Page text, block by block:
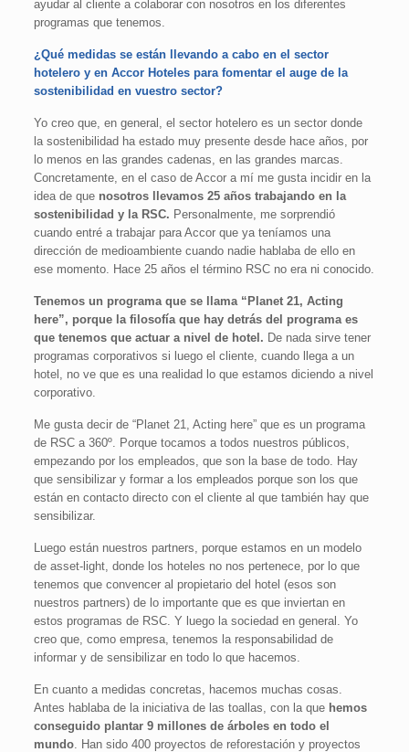
ayudar al cliente a colaborar con nosotros en los diferentes
programas que tenemos.
¿Qué medidas se están llevando a cabo en el sector
hotelero y en Accor Hoteles para fomentar el auge de la
sostenibilidad en vuestro sector?
Yo creo que, en general, el sector hotelero es un sector donde
la sostenibilidad ha estado muy presente desde hace años, por
lo menos en las grandes cadenas, en las grandes marcas.
Concretamente, en el caso de Accor a mí me gusta incidir en la
idea de que nosotros llevamos 25 años trabajando en la
sostenibilidad y la RSC. Personalmente, me sorprendió
cuando entré a trabajar para Accor que ya teníamos una
dirección de medioambiente cuando nadie hablaba de ello en
ese momento. Hace 25 años el término RSC no era ni conocido.
Tenemos un programa que se llama “Planet 21, Acting
here”, porque la filosofía que hay detrás del programa es
que tenemos que actuar a nivel de hotel. De nada sirve tener
programas corporativos si luego el cliente, cuando llega a un
hotel, no ve que es una realidad lo que estamos diciendo a nivel
corporativo.
Me gusta decir de “Planet 21, Acting here” que es un programa
de RSC a 360º. Porque tocamos a todos nuestros públicos,
empezando por los empleados, que son la base de todo. Hay
que sensibilizar y formar a los empleados porque son los que
están en contacto directo con el cliente al que también hay que
sensibilizar.
Luego están nuestros partners, porque estamos en un modelo
de asset-light, donde los hoteles no nos pertenece, por lo que
tenemos que convencer al propietario del hotel (esos son
nuestros partners) de lo importante que es que inviertan en
estos programas de RSC. Y luego la sociedad en general. Yo
creo que, como empresa, tenemos la responsabilidad de
informar y de sensibilizar en todo lo que hacemos.
En cuanto a medidas concretas, hacemos muchas cosas.
Antes hablaba de la iniciativa de las toallas, con la que hemos
conseguido plantar 9 millones de árboles en todo el
mundo. Han sido 400 proyectos de reforestación y proyectos